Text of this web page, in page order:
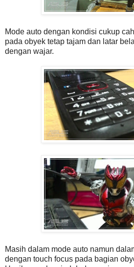
Mode auto dengan kondisi cukup
pada obyek tetap tajam dan latar
dengan wajar.
Masih dalam mode auto namun
dengan touch focus pada bagian